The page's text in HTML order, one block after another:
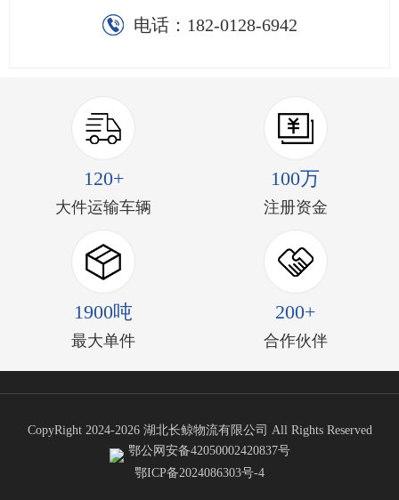
电话： 182-0128-6942
120+
大件运输车辆
100万
注册资金
1900吨
最大单件
200+
合作伙伴
CopyRight 2024-2026 湖北长鲸物流有限公司 All Rights Reserved
鄂公网安备42050002420837号
鄂ICP备2024086303号-4